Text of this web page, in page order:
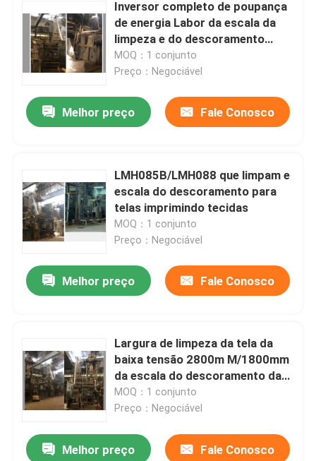
Inversor completo de poupança
de energia Labor da escala da
limpeza e do descoramento
controlado
MOQ：1 conjunto
Preço：Negociável
Melhor preço Fale Conosco
LMH085B/LMH088 que limpam e
escala do descoramento para
telas imprimindo tecidas
MOQ：1 conjunto
Preço：Negociável
Melhor preço Fale Conosco
Largura de limpeza da tela da
baixa tensão 2800m M/1800mm
da escala do descoramento da
corda de alta velocidade
MOQ：1 conjunto
Preço：Negociável
Melhor preço Fale Conosco